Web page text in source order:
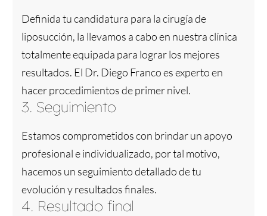
Definida tu candidatura para la cirugía de
liposucción, la llevamos a cabo en nuestra clínica
totalmente equipada para lograr los mejores
resultados. El Dr. Diego Franco es experto en
hacer procedimientos de primer nivel.
3. Seguimiento
Estamos comprometidos con brindar un apoyo
profesional e individualizado, por tal motivo,
hacemos un seguimiento detallado de tu
evolución y resultados finales.
4. Resultado final